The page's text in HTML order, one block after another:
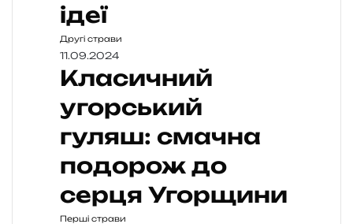
ідеї
Другі страви
11.09.2024
Класичний
угорський
гуляш: смачна
подорож до
серця Угорщини
Перші страви